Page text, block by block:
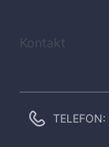
Kontakt
TELEFON: